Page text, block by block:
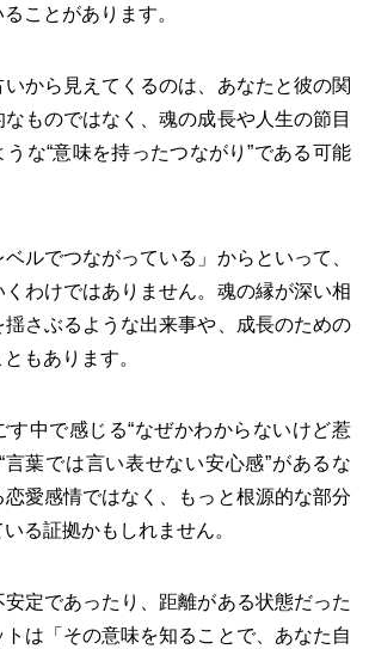
ことがあります。
から見えてくるのは、あなたと彼の関
ものではなく、魂の成長や人生の節目
な“意味を持ったつながり”である可能
ルでつながっている」からといって、
わけではありません。魂の縁が深い相
さぶるような出来事や、成長のための
もあります。
す中で感じる“なぜかわからないけど惹
言葉では言い表せない安心感”があるな
恋愛感情ではなく、もっと根源的な部分
る証拠かもしれません。
定であったり、距離がある状態だった
は「その意味を知ることで、あなた自